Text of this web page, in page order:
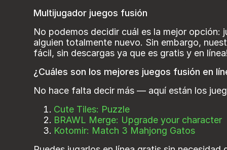
Multijugador juegos fusión
No podemos decidir cuál es la mejor opción:
alguien totalmente nuevo. Sin embargo,
fácil, sin descargas ya que es gratis y en línea!
¿Cuáles son los mejores juegos fusión en
No hace falta decir más — aquí están los
Cute Tiles: Puzzle
BRAWL Merge: Upgrade your character
Kotomir: Match 3 Mahjong Gatos